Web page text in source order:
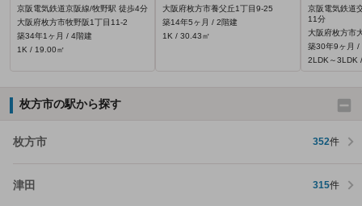
京阪電気鉄道京阪線/牧野駅 徒歩4分
大阪府枚方市牧野阪1丁目11-2
築34年1ヶ月 / 4階建
1K / 19.00㎡
大阪府枚方市養父丘1丁目9-25
築14年5ヶ月 / 2階建
1K / 30.43㎡
京阪電気鉄道
11分
大阪府枚方市
築30年9ヶ月 /
2LDK～3LDK
枚方市の駅から探す
枚方市 352件
津田 315件